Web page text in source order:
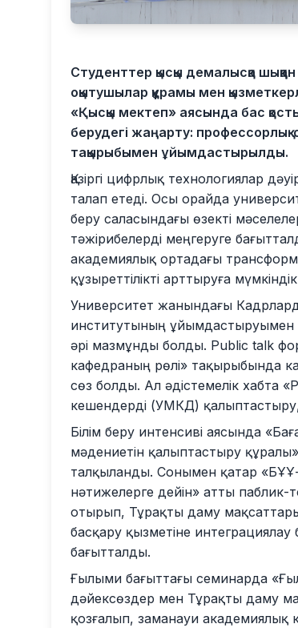
Студенттер қысқы демалысқа
оқытушылар құрамы мен
«Қысқы мектеп» аясында бас
берудегі жаңарту:
тақырыбымен ұйымдастырылды.
Қазіргі цифрлық технологиялар
талап етеді. Осы орайда
беру саласындағы өзекті
тәжірибелерді меңгеруге
академиялық ортадағы
құзыреттілікті арттыруға
Университет жанындағы
институтының ұйымдастыруымен
әрі мазмұнды болды. Public talk
кафедраның рөлі» тақырыбында
сөз болды. Ал әдістемелік хабта
кешендерді (УМКД) қалыптастыру,
Білім беру интенсиві аясында
мәдениетін қалыптастыру
талқыланды. Сонымен қатар
нәтижелерге дейін» атты
отырып, Тұрақты даму
басқару қызметіне
бағытталды.
Ғылыми бағыттағы семинарда
дәйексөздер мен Тұрақты даму
қозғалып, заманауи академиялық